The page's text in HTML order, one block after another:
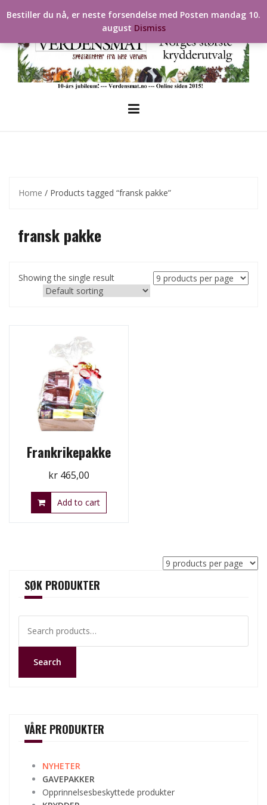
to
Home / Products tagged “fransk pakke”
fransk pakke
Showing the single result
Frankrikepakke
kr465,00
Add to cart
SØK PRODUKTER
for:
Search
VÅRE PRODUKTER
NYHETER
GAVEPAKKER
Opprinnelsesbeskyttede produkter
Bestiller du nå, er neste forsendelse med Posten mandag 10.
august Dismiss